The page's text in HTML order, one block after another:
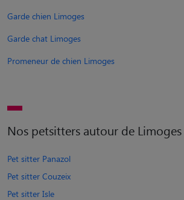
Garde chien Limoges
Garde chat Limoges
Promeneur de chien Limoges
Nos petsitters autour de Limoges
Pet sitter Panazol
Pet sitter Couzeix
Pet sitter Isle